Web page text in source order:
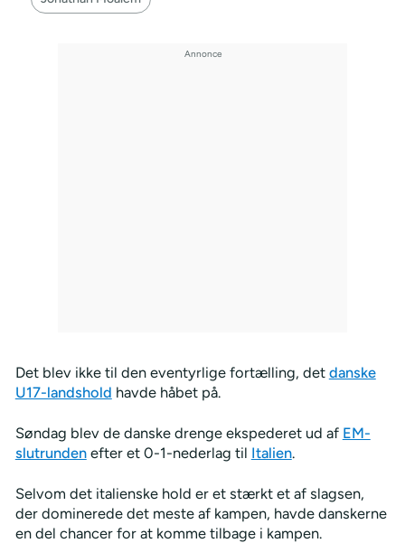
Det blev ikke til den eventyrlige fortælling, det danske
U17-landshold havde håbet på.
Søndag blev de danske drenge ekspederet ud af EM-
slutrundenefter et 0-1-nederlag til Italien.
Selvom det italienske hold er et stærkt et af slagsen,
der dominerede det meste af kampen, havde danskerne
en del chancer for at komme tilbage i kampen.